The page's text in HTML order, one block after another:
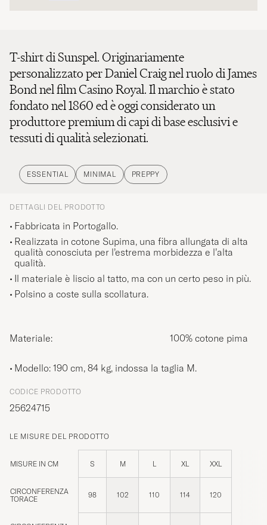
T-shirt di Sunspel. Originariamente
personalizzato per Daniel Craig nel ruolo di James
Bond nel film Casino Royal. Il marchio è stato
fondato nel 1860 ed è oggi considerato un
produttore premium di capi di base esclusivi e
tessuti di qualità selezionati.
ESSENTIAL MINIMAL PREPPY
DETTAGLI DEL PRODOTTO
Fabbricata in Portogallo.
Realizzata in cotone Supima, una fibra allungata di alta
qualità conosciuta per l’estrema morbidezza e l’alta
qualità.
Il materiale è liscio al tatto, ma con un certo peso in più.
Polsino a coste sulla scollatura.
Materiale: 100% cotone pima
Modello: 190 cm, 84 kg, indossa la taglia M.
CODICE PRODOTTO
25624715
LE MISURE DEL PRODOTTO
MISURE IN CM S M L XL XXL
CIRCONFERENZA
TORACE
98 102 110 114 120